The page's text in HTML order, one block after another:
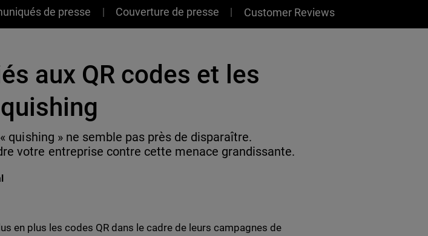
de presse Couverture de presse Customer Reviews
aux QR codes et les
quishing » ne semble pas près de disparaître.
votre entreprise contre cette menace grandissante.
en plus les codes QR dans le cadre de leurs campagnes de